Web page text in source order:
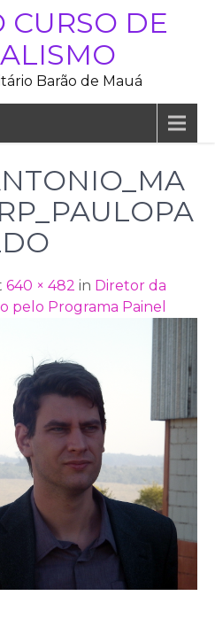
CURSO DE
Barão de Mauá
640 × 482 in Diretor da
pelo Programa Painel